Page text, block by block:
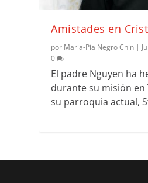
Amistades en
por Maria-Pia Negro Chin |
0
El padre Nguyen ha
durante su misión en
su parroquia actual,